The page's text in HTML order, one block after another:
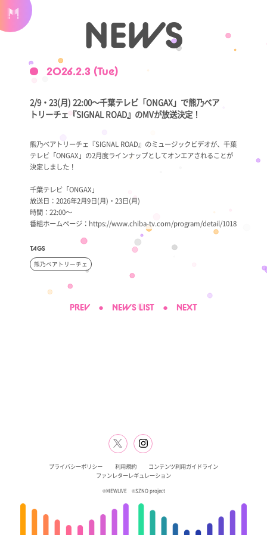
NEWS
2026.2.3 (Tue)
2/9・23(月) 22:00～千葉テレビ「ONGAX」で熊乃ベア
トリーチェ『SIGNAL ROAD』のMVが放送決定！
熊乃ベアトリーチェ『SIGNAL ROAD』のミュージックビデオが、千葉
テレビ「ONGAX」の2月度ラインナップとしてオンエアされることが
決定しました！
千葉テレビ「ONGAX」
放送日：2026年2月9日(月)・23日(月)
時間：22:00～
番組ホームページ： https://www.chiba-tv.com/program/detail/1018
TAGS
熊乃ベアトリーチェ
PREV ● NEWS LIST ● NEXT
プライバシーポリシー 利用規約
コンテンツ利用ガイドライン
ファンレターレギュレーション
©MEWLIVE ©SZNO project